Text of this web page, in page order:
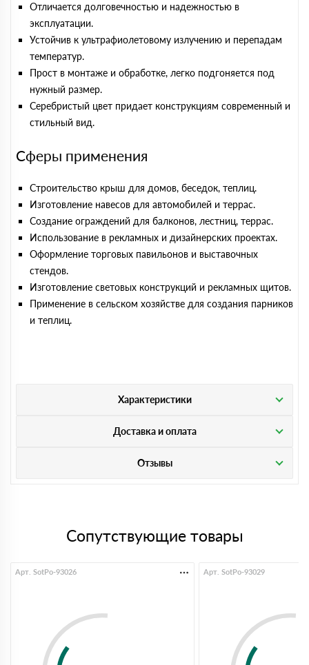
Отличается долговечностью и надежностью в
эксплуатации.
Устойчив к ультрафиолетовому излучению и перепадам
температур.
Прост в монтаже и обработке, легко подгоняется под
нужный размер.
Серебристый цвет придает конструкциям современный и
стильный вид.
Сферы применения
Строительство крыш для домов, беседок, теплиц.
Изготовление навесов для автомобилей и террас.
Создание ограждений для балконов, лестниц, террас.
Использование в рекламных и дизайнерских проектах.
Оформление торговых павильонов и выставочных
стендов.
Изготовление световых конструкций и рекламных щитов.
Применение в сельском хозяйстве для создания парников
и теплиц.
Характеристики
Доставка и оплата
Отзывы
Сопутствующие товары
Арт. SotPo-93026 Арт. SotPo-93029